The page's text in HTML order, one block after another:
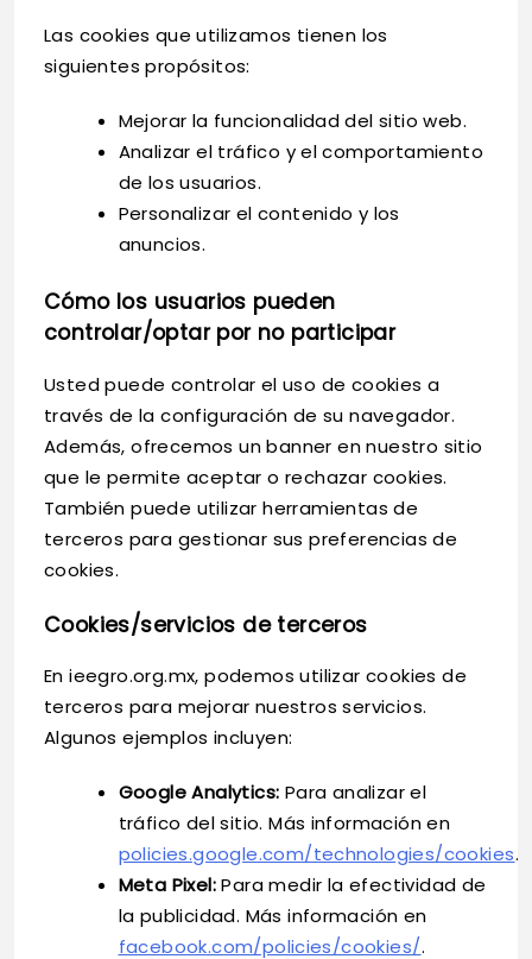
Las cookies que utilizamos tienen los
siguientes propósitos:
Mejorar la funcionalidad del sitio web.
Analizar el tráfico y el comportamiento
de los usuarios.
Personalizar el contenido y los
anuncios.
Cómo los usuarios pueden
controlar/optar por no participar
Usted puede controlar el uso de cookies a
través de la configuración de su navegador.
Además, ofrecemos un banner en nuestro sitio
que le permite aceptar o rechazar cookies.
También puede utilizar herramientas de
terceros para gestionar sus preferencias de
cookies.
Cookies/servicios de terceros
En ieegro.org.mx, podemos utilizar cookies de
terceros para mejorar nuestros servicios.
Algunos ejemplos incluyen:
Google Analytics: Para analizar el
tráfico del sitio. Más información en
policies.google.com/technologies/cookies.
Meta Pixel:Para medir la efectividad de
la publicidad. Más información en
facebook.com/policies/cookies/.